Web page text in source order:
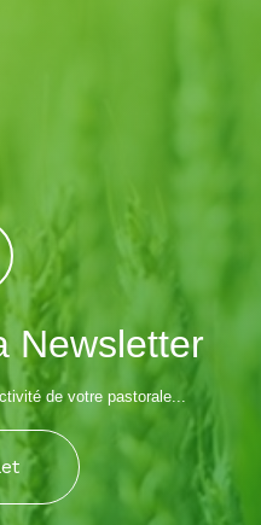
Newsletter
de votre pastorale...